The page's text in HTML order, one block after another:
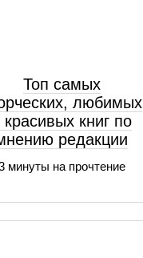
Топ самых
любимых
красивых книг по
редакции
минуты на прочтение